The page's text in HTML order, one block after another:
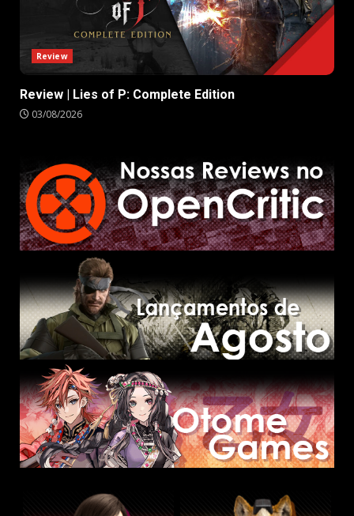
Review
Review | Lies of P: Complete Edition
03/08/2026